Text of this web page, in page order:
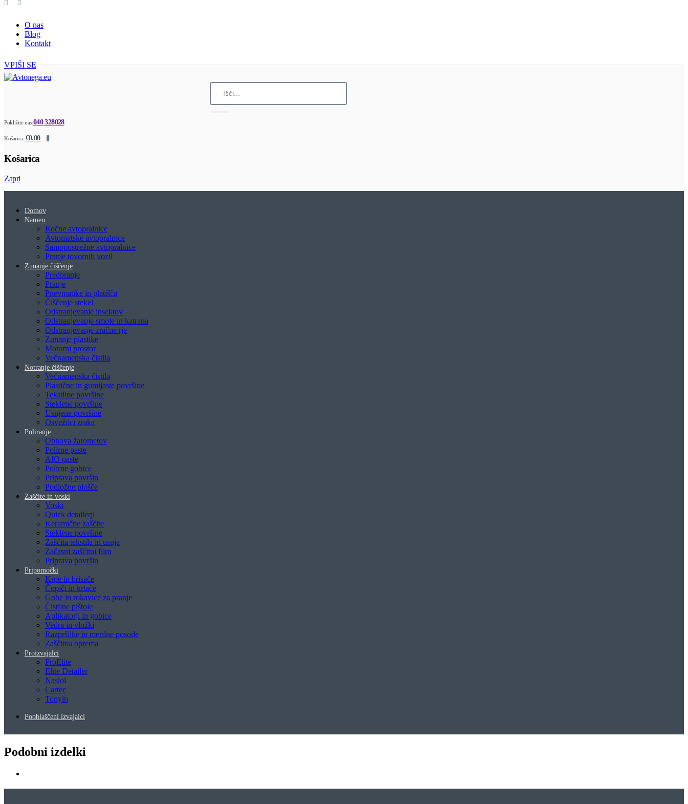
O nas
Blog
Kontakt
VPIŠI SE
Pokličite nas:040 328028
Košarica: €0.00 0
Košarica
Zapri
Domov
Namen
Ročne avtopralnice
Avtomatske avtopralnice
Samopostrežne avtopralnice
Pranje tovornih vozil
Zunanje čiščenje
Predpranje
Pranje
Pnevmatike in platišča
Čiščenje stekel
Odstranjevanje insektov
Odstranjevanje smole in katrana
Odstranjevanje zračne rje
Zunanje plastike
Motorni prostor
Večnamenska čistila
Notranje čiščenje
Večnamenska čistila
Plastične in gumijaste površine
Tekstilne površine
Steklene površine
Usnjene površine
Osvežilci zraka
Poliranje
Obnova žarometov
Polirne paste
AIO paste
Polirne gobice
Priprava površin
Podložne plošče
Zaščite in voski
Voski
Quick detailerji
Keramične zaščite
Steklene površine
Zaščita tekstila in usnja
Začasni zaščitni film
Priprava površin
Pripomočki
Krpe in brisače
Čopiči in krtače
Gobe in rokavice za pranje
Čistilne pištole
Aplikatorji in gobice
Vedra in vložki
Razpršilke in merilne posode
Zaščitna oprema
Proizvajalci
ProElite
Elite Detailer
Nasiol
Cartec
Tonyin
Pooblaščeni izvajalci
Podobni izdelki